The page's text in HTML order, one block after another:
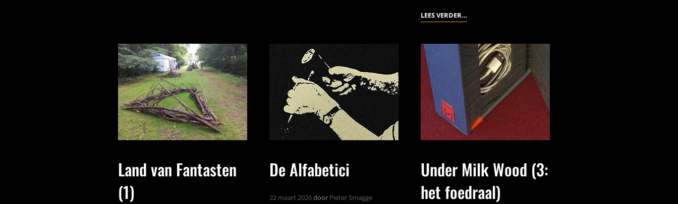
LEES VERDER…LAND
Land van Fantasten
(1)
De Alfabetici
22 maart 2026door Pieter Smagge
Under Milk Wood (3:
het foedraal)